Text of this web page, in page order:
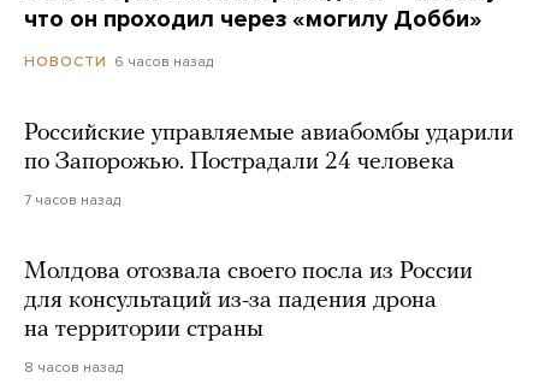
что он проходил через «могилу Добби»
НОВОСТИ 6 часов назад
Российские управляемые авиабомбы ударили
по Запорожью. Пострадали 24 человека
7 часов назад
Молдова отозвала своего посла из России
для консультаций из-за падения дрона
на территории страны
8 часов назад